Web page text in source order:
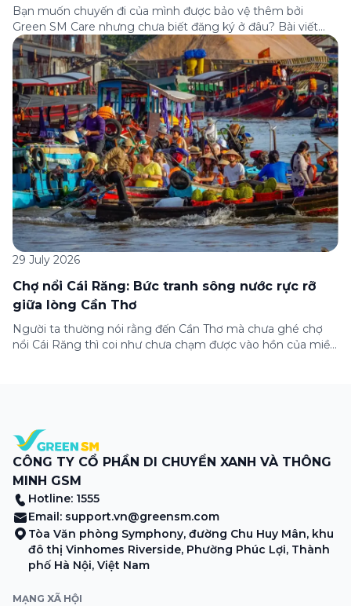
Bạn muốn chuyến đi của mình được bảo vệ thêm bởi
Green SM Care nhưng chưa biết đăng ký ở đâu? Bài viết
dưới đây sẽ hướng dẫn chi tiết cách tham gia (và hủy tham
gia) gói bảo hiểm này ngay trên ứng dụng Green SM, cùng
những lưu ý quan trọng trước khi […]
29 July 2026
Chợ nổi Cái Răng: Bức tranh sông nước rực rỡ
giữa lòng Cần Thơ
Người ta thường nói rằng đến Cần Thơ mà chưa ghé chợ
nổi Cái Răng thì coi như chưa chạm được vào hồn của miền
CÔNG TY CỔ PHẦN DI CHUYỂN XANH VÀ THÔNG
MINH GSM
Hotline: 1555
Email: support.vn@greensm.com
Tòa Văn phòng Symphony, đường Chu Huy Mân, khu
đô thị Vinhomes Riverside, Phường Phúc Lợi, Thành
phố Hà Nội, Việt Nam
MẠNG XÃ HỘI